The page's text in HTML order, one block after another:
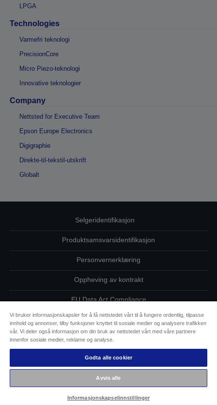
LPGA
Technologies
Varmefri teknologi
PrecisionCore
Micro Piezo-teknologi
Innovative teknologier
Company
Nettsted for Executive Team
Epson Europe Electronics
Digigraphie
Direkte-til-tekstil-utskrift
Globalt
Selgeridentifikasjon
Produktsamsvarsidentifikasjon
Personvernerklæring
Oppheving av kontrakt
EU Data Act Compliance
Ta kontakt med oss vedrørende personopplysningene dine
Informasjon om informasjonskapsler
Epsons forpliktelse til tilgjengelighet
Copyright (c) 2026 Seiko Epson
Vi bruker informasjonskapsler for å få nettstedet vårt til å fungere ordentlig, tilpasse
innhold og annonser, tilby funksjoner knyttet til sosiale medier og analysere trafikken
vår. Vi deler også informasjon om din bruk av nettstedet vårt med våre partnere
innenfor sosiale medier, reklame og analyse.
Godta alle cookier
Avvis alle
Informasjonskapselinnstillinger